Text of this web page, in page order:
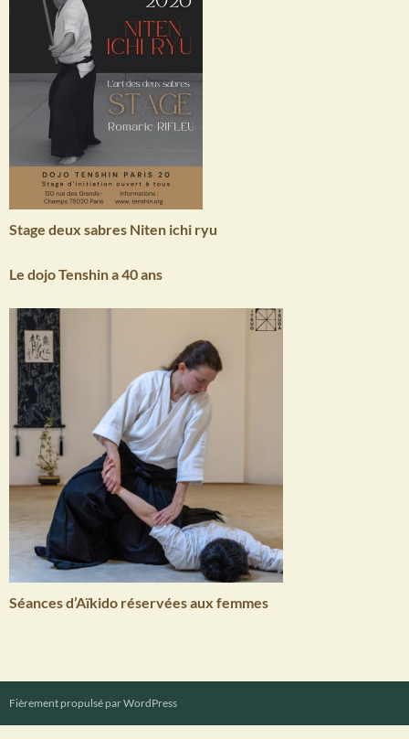
Stage deux sabres Niten ichi ryu
Le dojo Tenshin a 40 ans
Séances d’Aïkido réservées aux femmes
Fièrement propulsé par WordPress